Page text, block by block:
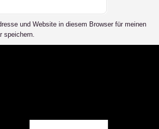
und Website in diesem Browser für meinen
speichern.